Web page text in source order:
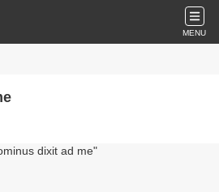
MENU